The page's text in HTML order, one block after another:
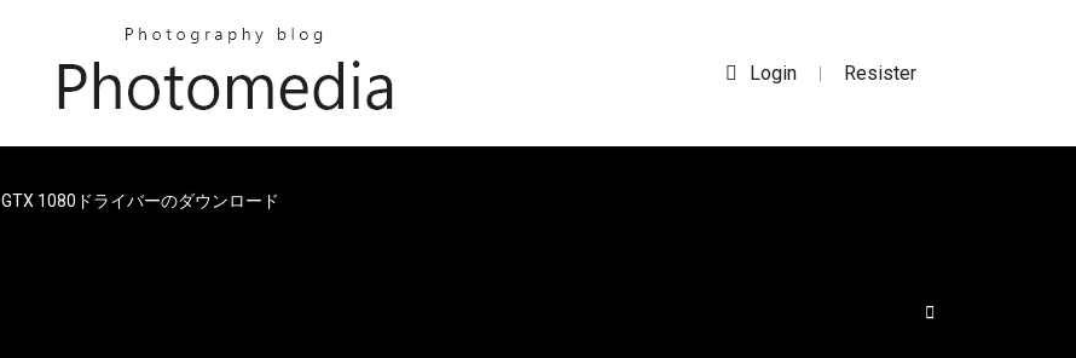
Login | Resister
GTX 1080ドライバーのダウンロード